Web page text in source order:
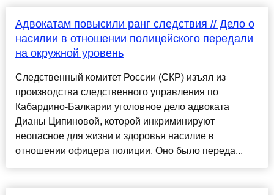
Адвокатам повысили ранг следствия // Дело о
насилии в отношении полицейского передали
на окружной уровень
Следственный комитет России (СКР) изъял из
производства следственного управления по
Кабардино-Балкарии уголовное дело адвоката
Дианы Ципиновой, которой инкриминируют
неопасное для жизни и здоровья насилие в
отношении офицера полиции. Оно было переда...